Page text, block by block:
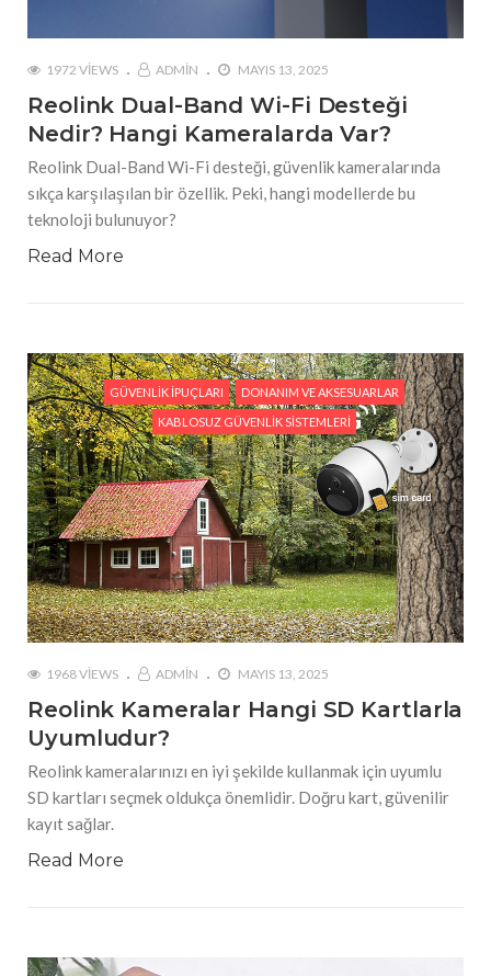
1972 VIEWS ADMIN MAYIS 13, 2025
Reolink Dual-Band Wi-Fi Desteği
Nedir? Hangi Kameralarda Var?
Reolink Dual-Band Wi-Fi desteği, güvenlik kameralarında
sıkça karşılaşılan bir özellik. Peki, hangi modellerde bu
teknoloji bulunuyor?
Read More
GÜVENLIK İPUÇLARI DONANIM VE AKSESUARLAR
KABLOSUZ GÜVENLIK SISTEMLERI
1968 VIEWS ADMIN MAYIS 13, 2025
Reolink Kameralar Hangi SD Kartlarla
Uyumludur?
Reolink kameralarınızı en iyi şekilde kullanmak için uyumlu
SD kartları seçmek oldukça önemlidir. Doğru kart, güvenilir
kayıt sağlar.
Read More